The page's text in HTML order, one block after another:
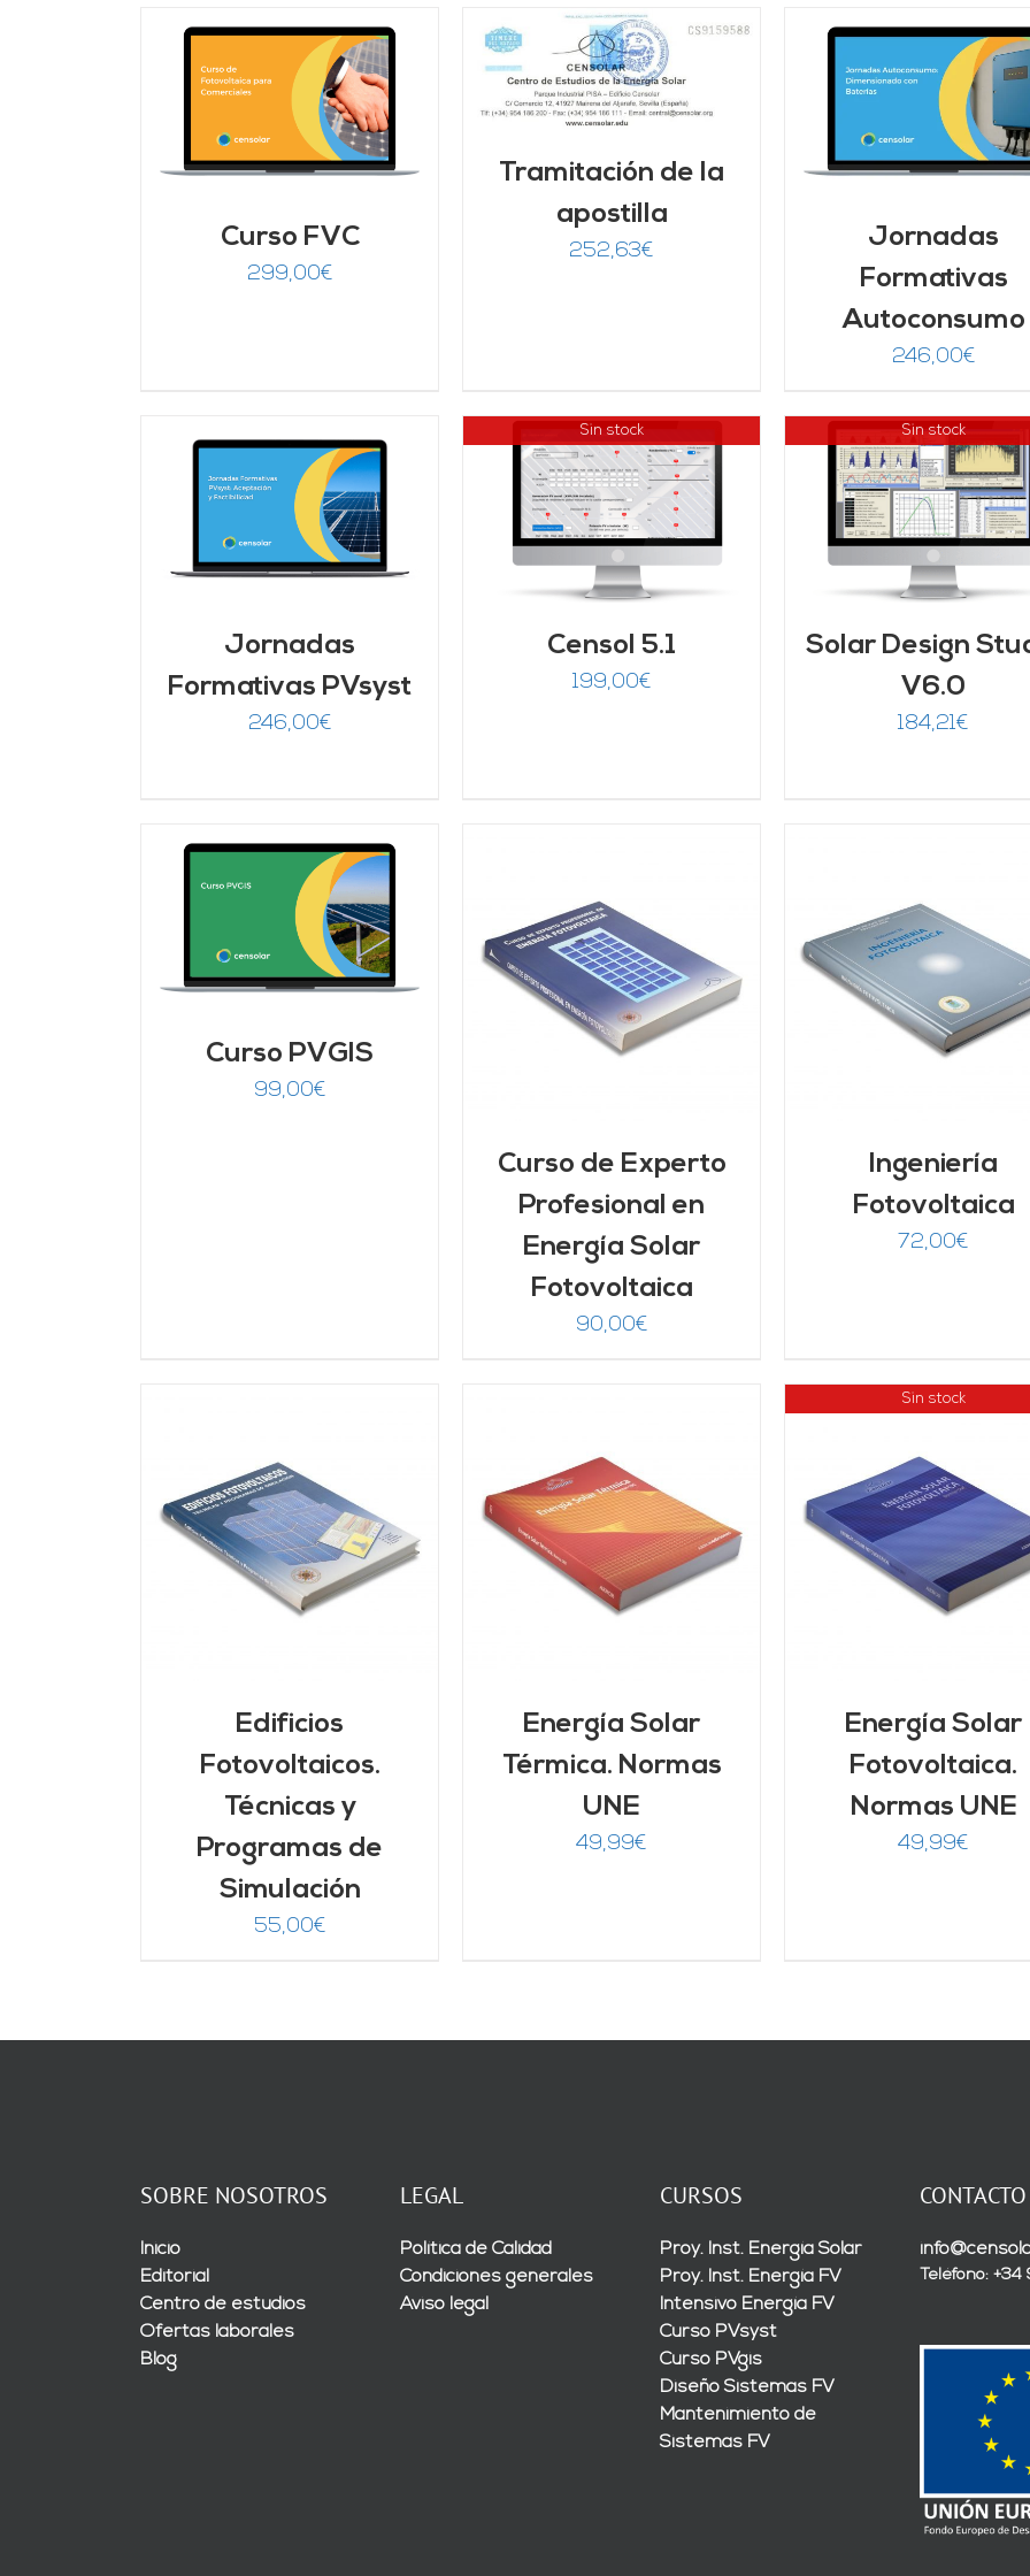
Curso FVC
299,00€
AÑADIR AL CARRITO
DETALLES
Tramitación de la
apostilla
252,63€
AÑADIR AL CARRITO
DETALLES
Jornadas
Formativas
Autoconsumo
246,00€
AÑADIR AL CARRITO
DETALLES
Jornadas
Formativas PVsyst
246,00€
Sin stock
DETALLES
Censol 5.1
199,00€
Sin stock
DETALLES
Solar Design
V6.0
184,21€
AÑADIR AL CARRITO
DETALLES
Curso PVGIS
99,00€
AÑADIR AL CARRITO
DETALLES
Curso de Experto
Profesional en
Energía Solar
Fotovoltaica
90,00€
AÑADIR AL CARRITO
/
DETALLES
Ingeniería
Fotovoltaica
72,00€
AÑADIR AL CARRITO
Edificios
Fotovoltaicos.
Técnicas y
Programas de
Simulación
55,00€
AÑADIR AL CARRITO
/
DETALLES
Energía Solar
Térmica. Normas
UNE
49,99€
Sin stock
DETALLES
Energía Solar
Fotovoltaica.
Normas UNE
49,99€
AÑADIR AL CARRITO
DETALLES
SOBRE NOSOTROS
Inicio
Editorial
Centro de estudios
Ofertas laborales
Blog
LEGAL
Política de Calidad
Condiciones generales
Aviso legal
CURSOS
Proy. Inst. Energía Solar
Proy. Inst. Energía FV
Intensivo Energía FV
Curso PVsyst
Curso PVgis
Diseño Sistemas FV
Mantenimiento de
Sistemas FV
CONTACTO
Teléfono: